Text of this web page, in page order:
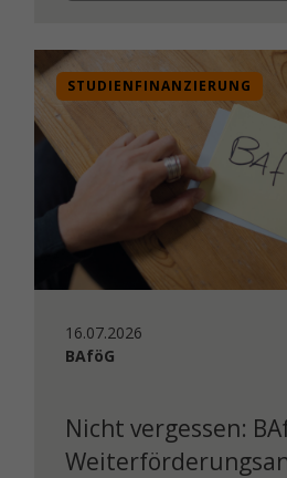
STUDIENFINANZIERUNG
16.07.2026
BAföG
Nicht vergessen: